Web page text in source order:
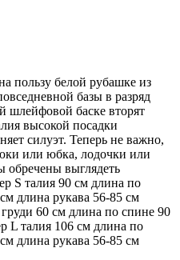
пользу белой рубашке из
базы в разряд
шлейфовой баске вторят
высокой посадки
силуэт. Теперь не важно,
или юбка, лодочки или
обречены выглядеть
S талия 90 см длина по
длина рукава 56-85 см
60 см длина по спине 90
L талия 106 см длина по
длина рукава 56-85 см